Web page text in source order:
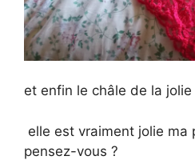
o
et enfin le châle de la
elle est vraiment jolie ma
pensez-vous ?